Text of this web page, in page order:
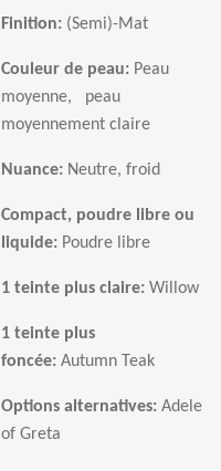
Finition: (Semi)-Mat
Couleur de peau: Peau
moyenne, peau
moyennement claire
Nuance: Neutre, froid
Compact, poudre libre ou
liquide: Poudre libre
1 teinte plus claire: Willow
1 teinte plus
foncée: Autumn Teak
Options alternatives: Adele
of Greta